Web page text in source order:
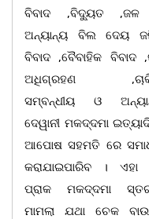
ବିବାଦ ,ବିଦ୍ୟୁତ
ଅନ୍ୟାନ୍ୟ ବିଲ ଦେୟ
ବିବାଦ ,ବୈବାହିକ ବିବାଦ
ଅଧିଗ୍ରହଣ
ସମ୍ବନ୍ଧୀୟ ଓ
ଦେୱାନୀ ମକଦ୍ଦମା
ଆପୋଷ ସହମତି ରେ
କରାଯାଇପାରିବ । ଏହା
ପ୍ରାକ ମକଦ୍ଦମା
ମାମଲା ଯଥା ଚେକ